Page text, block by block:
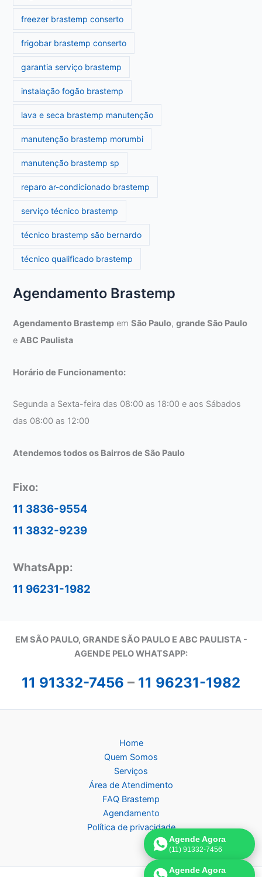
freezer brastemp conserto
frigobar brastemp conserto
garantia serviço brastemp
instalação fogão brastemp
lava e seca brastemp manutenção
manutenção brastemp morumbi
manutenção brastemp sp
reparo ar-condicionado brastemp
serviço técnico brastemp
técnico brastemp são bernardo
técnico qualificado brastemp
Agendamento Brastemp
Agendamento Brastemp emSão Paulo,grande São Paulo
eABC Paulista
Horário de Funcionamento:
Segunda a Sexta-feira das 08:00 as 18:00 e aos Sábados
das 08:00 as 12:00
Atendemos todos os Bairros de São Paulo
Fixo:
11 3836-9554
11 3832-9239
WhatsApp:
11 96231-1982
EM SÃO PAULO, GRANDE SÃO PAULO E ABC PAULISTA -
AGENDE PELO WHATSAPP:
11 91332-7456 – 11 96231-1982
Home
Quem Somos
Serviços
Área de Atendimento
FAQ Brastemp
Agendamento
Política de privacidade
Agende Agora
(11) 91332-7456
Agende Agora